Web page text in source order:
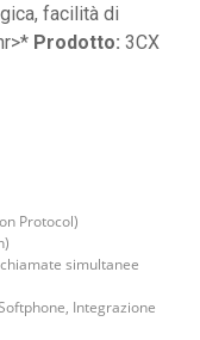
facilità di
Prodotto: 3CX
Protocol)
simultanee
Integrazione